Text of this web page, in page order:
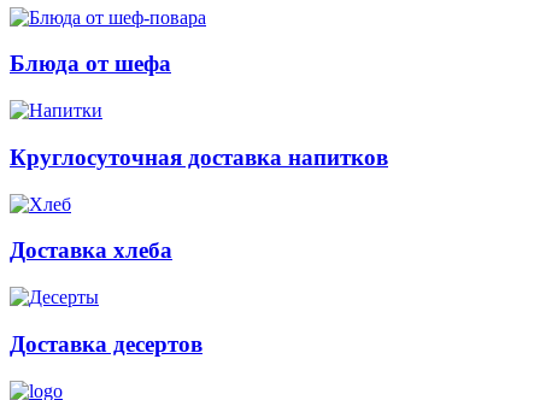
Блюда от шефа
Круглосуточная доставка напитков
Доставка хлеба
Доставка десертов